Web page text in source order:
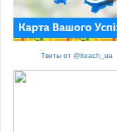
Твиты от @iteach_ua